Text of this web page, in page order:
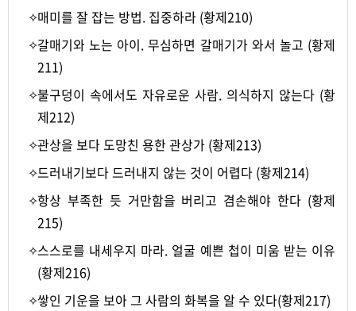
✧매미를 잘 잡는 방법. 집중하라 (황제210)
✧갈매기와 노는 아이. 무심하면 갈매기가 와서 놀고 (황제
211)
✧불구덩이 속에서도 자유로운 사람. 의식하지 않는다 (황
제212)
✧관상을 보다 도망친 용한 관상가 (황제213)
✧드러내기보다 드러내지 않는 것이 어렵다 (황제214)
✧항상 부족한 듯 거만함을 버리고 겸손해야 한다 (황제
215)
✧스스로를 내세우지 마라. 얼굴 예쁜 첩이 미움 받는 이유
(황제216)
✧쌓인 기운을 보아 그 사람의 화복을 알 수 있다(황제217)